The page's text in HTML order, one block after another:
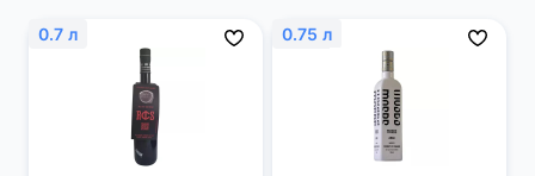
0.7 л 0.75 л